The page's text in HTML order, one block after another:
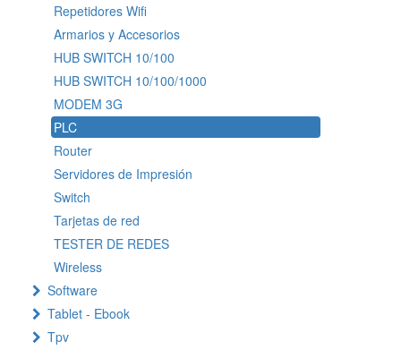
Repetidores Wifi
Armarios y Accesorios
HUB SWITCH 10/100
HUB SWITCH 10/100/1000
MODEM 3G
PLC
Router
Servidores de Impresión
Switch
Tarjetas de red
TESTER DE REDES
Wireless
Software
Tablet - Ebook
Tpv